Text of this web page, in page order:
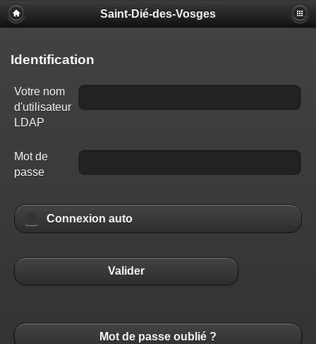
Saint-Dié-des-Vosges
Identification
Votre nom
d'utilisateur
LDAP
Mot de
passe
Connexion auto
Valider
Mot de passe oublié ?